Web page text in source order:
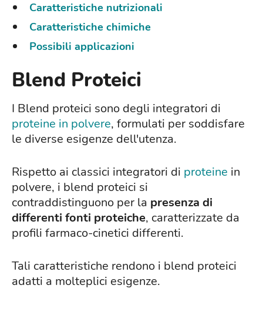
Caratteristiche nutrizionali
Caratteristiche chimiche
Possibili applicazioni
Blend Proteici
I Blend proteici sono degli integratori di
proteine in polvere, formulati per soddisfare
le diverse esigenze dell'utenza.
Rispetto ai classici integratori di proteine in
polvere, i blend proteici si
contraddistinguono per la presenza di
differenti fonti proteiche, caratterizzate da
profili farmaco-cinetici differenti.
Tali caratteristiche rendono i blend proteici
adatti a molteplici esigenze.